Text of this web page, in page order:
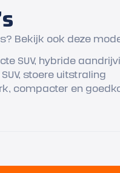
Bekijk ook deze
SUV, hybride
stoere uitstraling
compacter en